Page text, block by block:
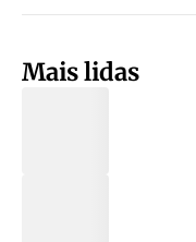
Mais lidas